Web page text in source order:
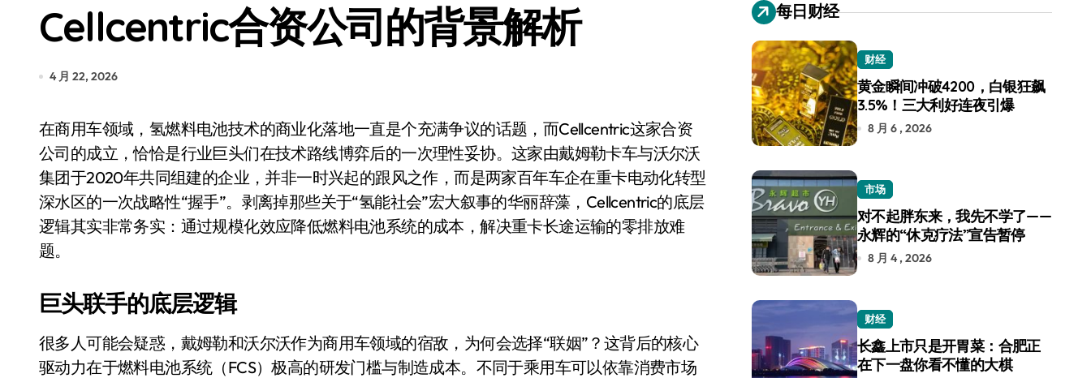
全球最小U盘，容量却碾压iPhone 17顶配？闪迪这波操作太狠了
400层堆叠、性能翻倍 三星把最新存储技术给了AI
550亿美金！沙特把EA买了，但背了200亿的债
Xbox 25岁生日送壁纸送徽章，就是不送主机，你领不领？
别再用汽车USB给MacBook充电了！老司机教你3招真·快充
花钱买宝马，启动先看蜘蛛侠？”车主怒了：车内不是广告屏！
你的U盘格式对了吗？详解exFAT和NTFS的终极对决
维修店最怕的“作死”操作：把手机塞冰箱，你中招了吗？
轻到忽略不计 大疆Mini 2S内录实测，值不值得冲？
Cellcentric合资公司的背景解析
4 月 22, 2026
在商用车领域，氢燃料电池技术的商业化落地一直是个充满争议的话题，而Cellcentric这家合资
公司的成立，恰恰是行业巨头们在技术路线博弈后的一次理性妥协。这家由戴姆勒卡车与沃尔沃
集团于2020年共同组建的企业，并非一时兴起的跟风之作，而是两家百年车企在重卡电动化转型
深水区的一次战略性“握手”。剥离掉那些关于“氢能社会”宏大叙事的华丽辞藻，Cellcentric的底层
逻辑其实非常务实：通过规模化效应降低燃料电池系统的成本，解决重卡长途运输的零排放难
题。
巨头联手的底层逻辑
很多人可能会疑惑，戴姆勒和沃尔沃作为商用车领域的宿敌，为何会选择“联姻”？这背后的核心
驱动力在于燃料电池系统（FCS）极高的研发门槛与制造成本。不同于乘用车可以依靠消费市场
每日财经
财经
黄金瞬间冲破4200，白银狂飙
3.5%！三大利好连夜引爆
8 月 6 , 2026
市场
对不起胖东来，我先不学了——
永辉的“休克疗法”宣告暂停
8 月 4 , 2026
财经
长鑫上市只是开胃菜：合肥正
在下一盘你看不懂的大棋